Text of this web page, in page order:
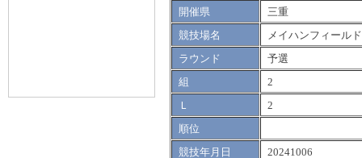
開催県
三重
競技場名
メイハンフィールド
ラウンド
予選
組
2
Ｌ
2
順位
競技年月日
20241006